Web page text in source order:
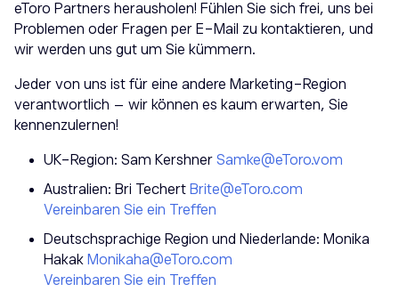
eToro Partners herausholen! Fühlen Sie sich frei, uns bei
Problemen oder Fragen per E-Mail zu kontaktieren, und
wir werden uns gut um Sie kümmern.
Jeder von uns ist für eine andere Marketing-Region
verantwortlich – wir können es kaum erwarten, Sie
kennenzulernen!
UK-Region: Sam Kershner Samke@etoro.vom
Australien: Bri Techert Brite@etoro.com
Vereinbaren Sie ein Treffen
Deutschsprachige Region und Niederlande: Monika
Hakak Monikaha@etoro.com
Vereinbaren Sie ein Treffen